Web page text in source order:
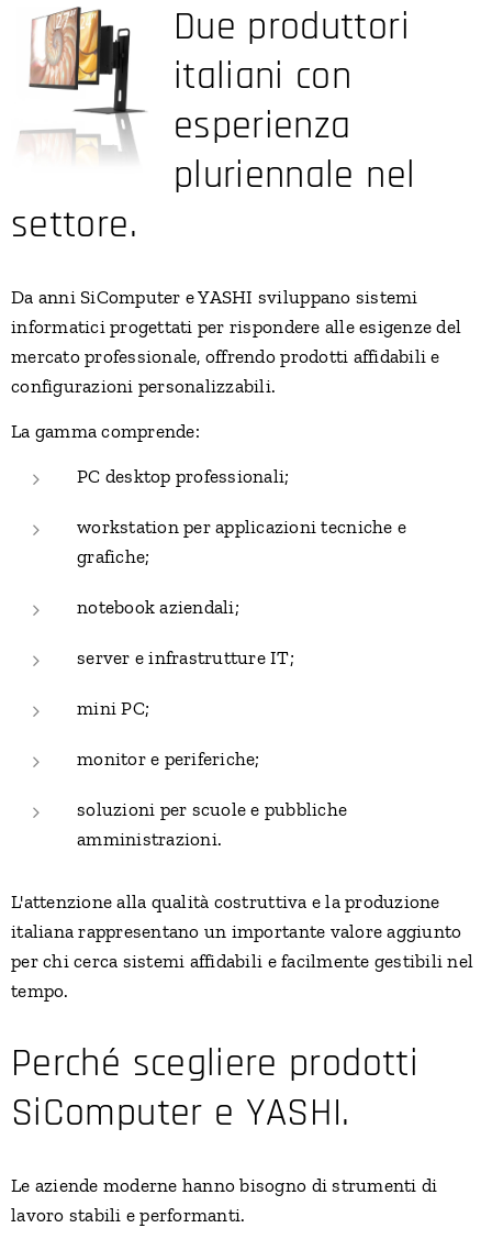
Due produttori
italiani con
esperienza
pluriennale nel
settore.
Da anni SiComputer e YASHI sviluppano sistemi
informatici progettati per rispondere alle esigenze del
mercato professionale, offrendo prodotti affidabili e
configurazioni personalizzabili.
La gamma comprende:
PC desktop professionali;
workstation per applicazioni tecniche e
grafiche;
notebook aziendali;
server e infrastrutture IT;
mini PC;
monitor e periferiche;
soluzioni per scuole e pubbliche
amministrazioni.
L'attenzione alla qualità costruttiva e la produzione
italiana rappresentano un importante valore aggiunto
per chi cerca sistemi affidabili e facilmente gestibili nel
tempo.
Perché scegliere prodotti
SiComputer e YASHI.
Le aziende moderne hanno bisogno di strumenti di
lavoro stabili e performanti.